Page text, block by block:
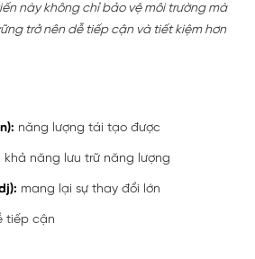
này không chỉ bảo vệ môi trường mà
trở nên dễ tiếp cận và tiết kiệm hơn
năng lượng tái tạo được
khả năng lưu trữ năng lượng
mang lại sự thay đổi lớn
tiếp cận